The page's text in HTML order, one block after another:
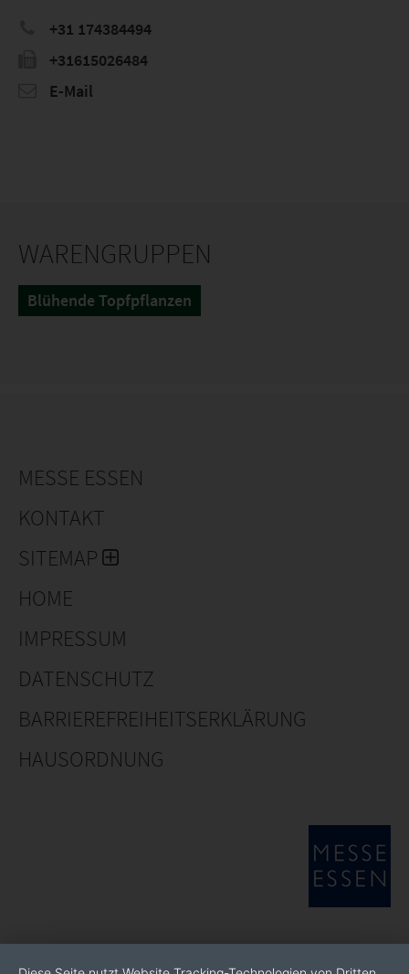
+31 174384494
+31615026484
E-Mail
WARENGRUPPEN
Blühende Topfpflanzen
MESSE ESSEN
KONTAKT
SITEMAP
HOME
IMPRESSUM
DATENSCHUTZ
BARRIEREFREIHEITSERKLÄRUNG
HAUSORDNUNG